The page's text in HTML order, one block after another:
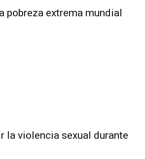
pobreza extrema mundial
la violencia sexual durante